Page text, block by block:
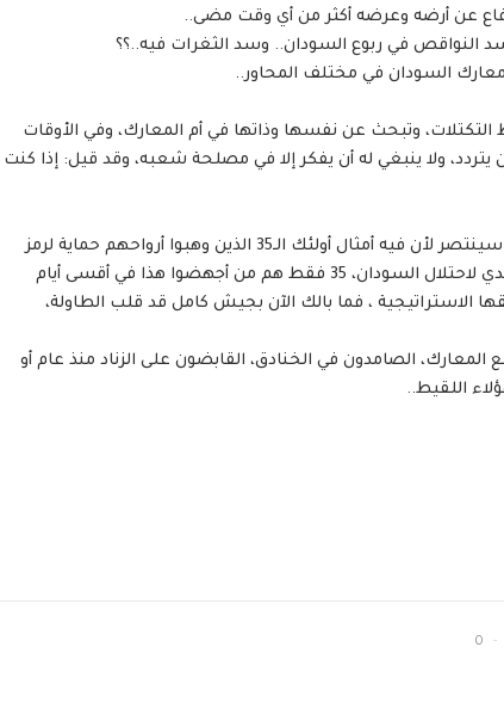
عن أرضه وعرضه أكثر من أي وقت مضى..
النواقص في ربوع السودان.. وسد الثغرات فيه..؟؟
السودان في مختلف المحاور..
التكتلات، وتبحث عن نفسها وذاتها في أم المعارك، وفي الأوقات
يتردد، ولا ينبغي له أن يفكر إلا في مصلحة شعبه، وقد قيل: إذا كنت
هذا الجيش سينتصر.. بوجود هذه القيادات أو بعدمها.. سينتصر لأن فيه أمثال أولئك الـ35 الذين وهبوا أرواحهم حماية لرمز
الدولة، وأسقطوا مخطط قوة كانت تفوق الـ200 ألف جندي لاحتلال السودان، 35 فقط هم من أجهضوا هذا في أقسى أيام
الاستراتيجية ، فما بالك الآن بجيش كامل قد قلب الطاولة،
الصامدون في الخنادق، القابضون على الزناد منذ عام أو
اللقيط..
0